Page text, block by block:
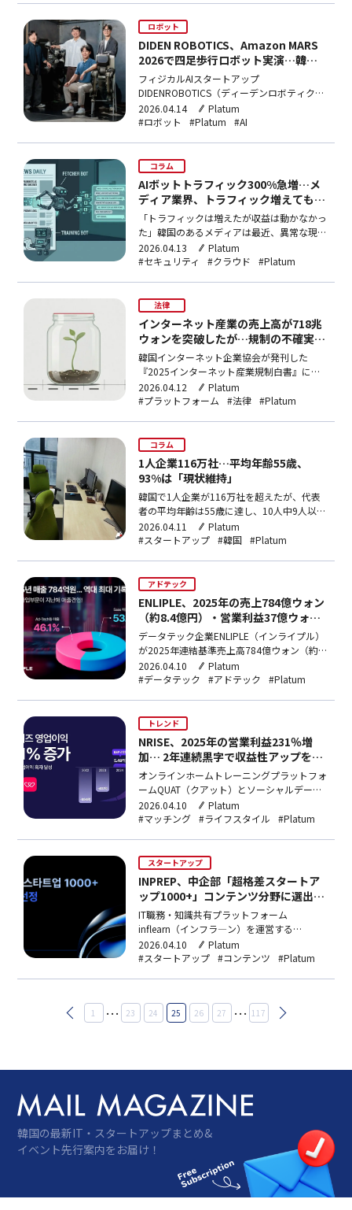
ら追いついたわけだ。しかし、制度の宣言的
意義…
ロボット
DIDEN ROBOTICS、Amazon MARS
2026で四足歩行ロボット実演…韓国
のスタートアップで唯一招待
フィジカルAIスタートアップ
DIDENROBOTICS（ディーデンロボティク
ス）がAmazon（アマゾン）主催の招待カン
ファレンス「MARS2026」に参加し、四足歩
た。MARSはMachineLea…
2026.04.14
Platum
#ロボット
#Platum #AI
コラム
AIボットトラフィック300%急増…メ
ディア業界、トラフィック増えても収
益は「そのまま」
「トラフィックは増えたが収益は動かなかっ
た」韓国のあるメディアは最近、異常な現象
を感知した。アクセス数は着実に増えている
のに広告収益も、サブスク転換も反応がなか
トだった。比率は他の媒体と比較してもかな
り高かった。この…
2026.04.13
Platum
#セキュリティ
#クラウド #Platum
法律
インターネット産業の売上高が718兆
ウォンを突破したが…規制の不確実性
が足を引っ張る
韓国インターネット企業協会が発刊した
『2025インターネット産業規制白書』によ
ると、韓国のインターネット産業は外形的に
は急速な成長を続けているが、規制環境の構
業、産業全体の成長率の2倍近いスピードで
拡大2024年の韓国…
2026.04.12
Platum
#プラットフォーム
#法律 #Platum
コラム
1人企業116万社…平均年齢55歳、
93%は「現状維持」
韓国で1人企業が116万社を超えたが、代表
者の平均年齢は55歳に達し、10人中9人以上
は規模拡大の意向はなく、現状維持にとどま
っていることが分かった。開業資金の97%を
アクセシビリティの問題も確認された。中小
ベンチ…
2026.04.11
Platum
#スタートアップ #韓国 #Platum
アドテック
ENLIPLE、2025年の売上784億ウォン
（約8.4億円）・営業利益37億ウォン
（約4億円）…歴代最大実績、SaaSの
比重が半分を超える
データテック企業ENLIPLE（インライプル）
が2025年連結基準売上高784億ウォン（約
8.4億円）、営業利益37億ウォン（約4億
円）を記録し、歴代最大実績を達成した。当
を変更した戦略が功を奏したと分析される。
今回…
2026.04.10
Platum
#データテック
#アドテック #Platum
トレンド
NRISE、2025年の営業利益231％増
加… 2年連続黒字で収益性アップを本
格化
オンラインホームトレーニングプラットフォ
ームQUAT（クアット）とソーシャルデーテ
ィングアプリWIPPY（ウィピー）を運営する
NRISE（エンライズ）が2025年の連結基準営
59.64億ウォン（約6.4億円）…
2026.04.10
Platum
#マッチング #ライフスタイル #Platum
スタートアップ
INPREP、中企部「超格差スタートア
ップ1000+」コンテンツ分野に選出…
AIでK-知識コンテンツをグローバル輸
出
IT職務・知識共有プラットフォーム
inflearn（インフラ―ン）を運営する
INPREP（インプレップ）が中小ベンチャー
企業部主管「2026年超格差スタートアップ
2026.04.10
Platum
#スタートアップ #コンテンツ #Platum
ー
送
り
1 … 23 24 25 26 27 … 117
韓国の最新IT・スタートアップまとめ&
イベント先行案内をお届け！